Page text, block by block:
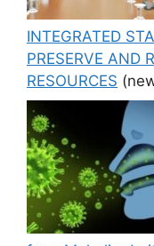
INTEGRATED
PRESERVE AND
RESOURCES